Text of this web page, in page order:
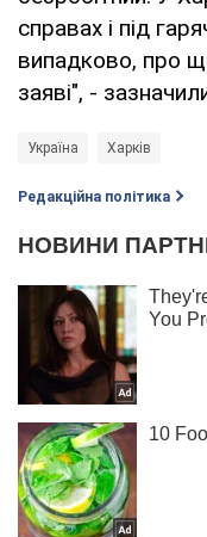
справах і під
випадково, про
заяві", -
Україна Харків
Редакційна політика